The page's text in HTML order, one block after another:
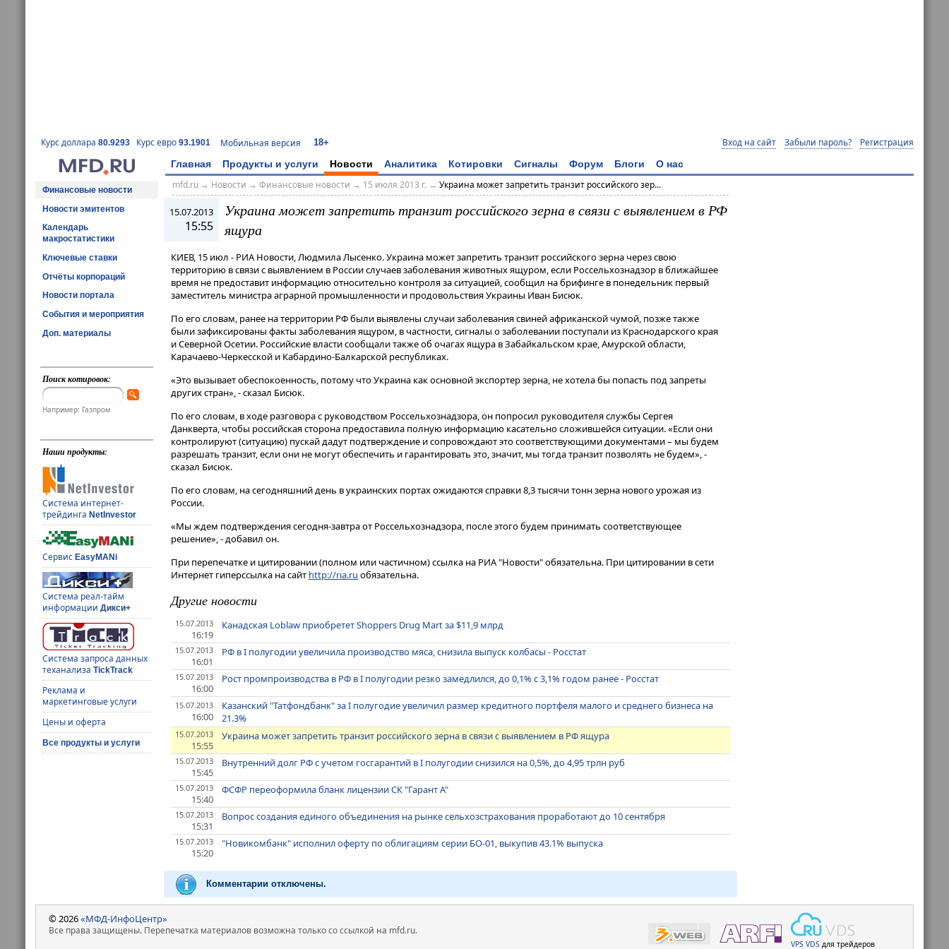
Курс доллара 80.9293 Курс евро 93.1901 Мобильная версия 18+ Вход на сайт Забыли пароль? Регистрация
Главная Продукты и услуги Новости Аналитика Котировки Сигналы Форум Блоги О нас
Финансовые новости
Новости эмитентов
Календарь
макростатистики
Ключевые ставки
Отчёты корпораций
Новости портала
События и мероприятия
Доп. материалы
Поиск котировок:
Например: Газпром
Наши продукты:
Система интернет-
трейдингаNetInvestor
СервисEasyMANi
Система реал-тайм
информацииДикси+
Система запроса данных
теханализаTickTrack
Реклама и
маркетинговые услуги
Цены и оферта
Все продукты и услуги
mfd.ru→ Новости → Финансовые новости → 15 июля 2013 г. → Украина может запретить транзит российского зер...
15.07.2013
15:55
Украина может запретить транзит российского зерна в связи с выявлением в РФ
ящура
КИЕВ, 15 июл - РИА Новости, Людмила Лысенко. Украина может запретить транзит российского зерна через свою
территорию в связи с выявлением в России случаев заболевания животных ящуром, если Россельхознадзор в ближайшее
время не предоставит информацию относительно контроля за ситуацией, сообщил на брифинге в понедельник первый
заместитель министра аграрной промышленности и продовольствия Украины Иван Бисюк.
По его словам, ранее на территории РФ были выявлены случаи заболевания свиней африканской чумой, позже также
были зафиксированы факты заболевания ящуром, в частности, сигналы о заболевании поступали из Краснодарского края
и Северной Осетии. Российские власти сообщали также об очагах ящура в Забайкальском крае, Амурской области,
Карачаево-Черкесской и Кабардино-Балкарской республиках.
«Это вызывает обеспокоенность, потому что Украина как основной экспортер зерна, не хотела бы попасть под запреты
других стран», - сказал Бисюк.
По его словам, в ходе разговора с руководством Россельхознадзора, он попросил руководителя службы Сергея
Данкверта, чтобы российская сторона предоставила полную информацию касательно сложившейся ситуации. «Если они
контролируют (ситуацию) пускай дадут подтверждение и сопровождают это соответствующими документами – мы будем
разрешать транзит, если они не могут обеспечить и гарантировать это, значит, мы тогда транзит позволять не будем», -
сказал Бисюк.
По его словам, на сегодняшний день в украинских портах ожидаются справки 8,3 тысячи тонн зерна нового урожая из
России.
«Мы ждем подтверждения сегодня-завтра от Россельхознадзора, после этого будем принимать соответствующее
решение», - добавил он.
При перепечатке и цитировании (полном или частичном) ссылка на РИА "Новости" обязательна. При цитировании в сети
Интернет гиперссылка на сайт http://ria.ru обязательна.
Другие новости
15.07.2013
16:19
Канадская Loblaw приобретет Shoppers Drug Mart за $11,9 млрд
15.07.2013
16:01
РФ в I полугодии увеличила производство мяса, снизила выпуск колбасы - Росстат
15.07.2013
16:00
Рост промпроизводства в РФ в I полугодии резко замедлился, до 0,1% с 3,1% годом ранее - Росстат
15.07.2013
16:00
Казанский "Татфондбанк" за I полугодие увеличил размер кредитного портфеля малого и среднего бизнеса на
21.3%
15.07.2013
15:55
Украина может запретить транзит российского зерна в связи с выявлением в РФ ящура
15.07.2013
15:45
Внутренний долг РФ с учетом госгарантий в I полугодии снизился на 0,5%, до 4,95 трлн руб
15.07.2013
15:40
ФСФР переоформила бланк лицензии СК "Гарант А"
15.07.2013
15:31
Вопрос создания единого объединения на рынке сельхозстрахования проработают до 10 сентября
15.07.2013
15:20
"Новикомбанк" исполнил оферту по облигациям серии БО-01, выкупив 43.1% выпуска
Комментарии отключены.
© 2026«МФД-ИнфоЦентр»
Все права защищены. Перепечатка материалов возможна только со ссылкой на mfd.ru.
VPS VDS для трейдеров